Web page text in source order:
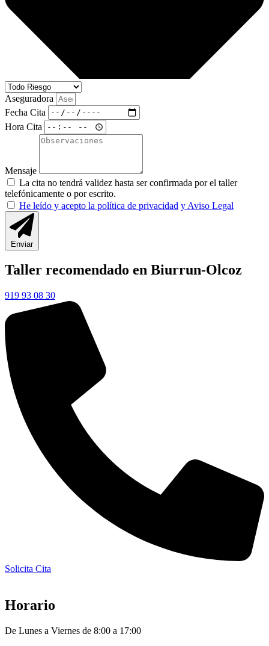
Aseguradora
Fecha Cita
Hora Cita
Mensaje
La cita no tendrá validez hasta ser confirmada por el taller
telefónicamente o por escrito.
He leído y acepto la política de privacidad y Aviso Legal
Enviar
Taller recomendado en Biurrun-Olcoz
919 93 08 30
Solicita Cita
Horario
De Lunes a Viernes de 8:00 a 17:00